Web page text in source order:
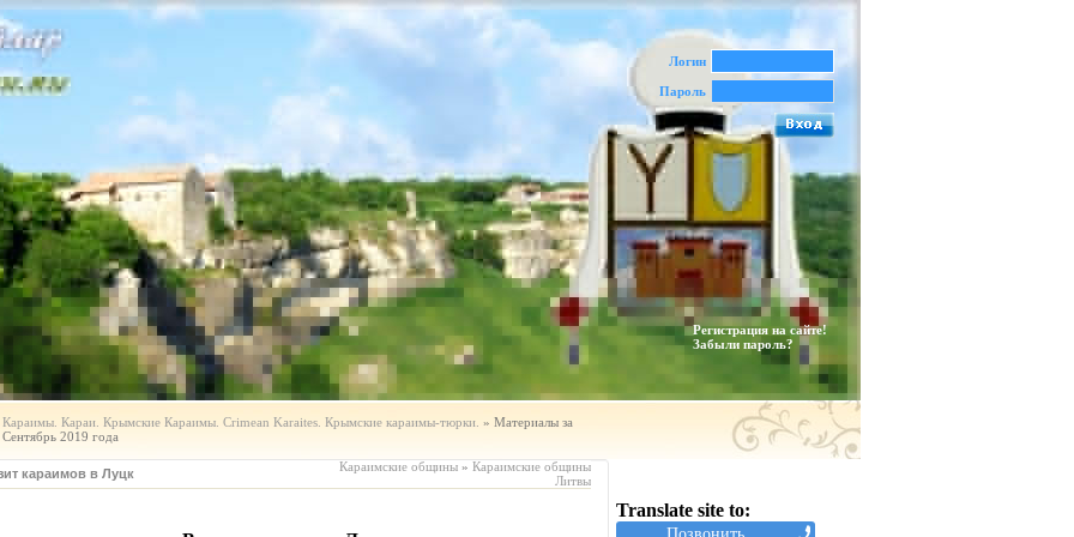
Логин
Пароль
Регистрация на сайте!
Забыли пароль?
Караимы. Караи. Крымские Караимы. Crimean Karaites. Крымские караимы-тюрки. » Материалы за
Сентябрь 2019 года
караимов в Луцк Караимские общины » Караимские общины
Литвы
Translate site to: